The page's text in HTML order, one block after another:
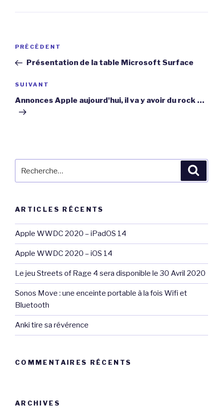
Navigation
l’article
Article
précédent
PRÉCÉDENT
Présentation de la table Microsoft Surface
Article
suivant
SUIVANT
Annonces Apple aujourd'hui, il va y avoir du rock …
pour
ARTICLES RÉCENTS
Apple WWDC 2020 – iPadOS 14
Apple WWDC 2020 – iOS 14
Le jeu Streets of Rage 4 sera disponible le 30 Avril 2020
Sonos Move : une enceinte portable à la fois Wifi et
Bluetooth
Anki tire sa révérence
COMMENTAIRES RÉCENTS
ARCHIVES